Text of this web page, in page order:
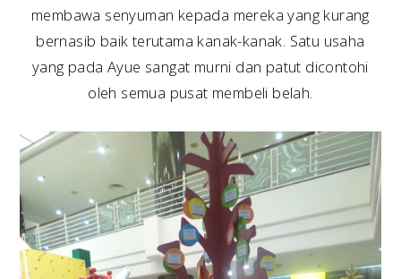
membawa senyuman kepada mereka yang kurang
bernasib baik terutama kanak-kanak. Satu usaha
yang pada Ayue sangat murni dan patut dicontohi
oleh semua pusat membeli belah.